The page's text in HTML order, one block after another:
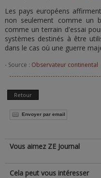
Les pays européens
non seulement comme un
comme un terrain d'essai
systèmes destinés à être
dans le cas où une guerre
- Source : Observateur continental
Retour
Envoyer par email
Vous aimez ZE Journal
Cela peut vous intéresser